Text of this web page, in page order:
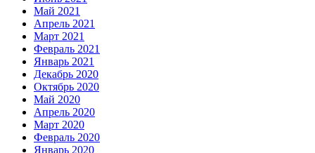
Май 2021
Апрель 2021
Март 2021
Февраль 2021
Январь 2021
Декабрь 2020
Октябрь 2020
Май 2020
Апрель 2020
Март 2020
Февраль 2020
Январь 2020